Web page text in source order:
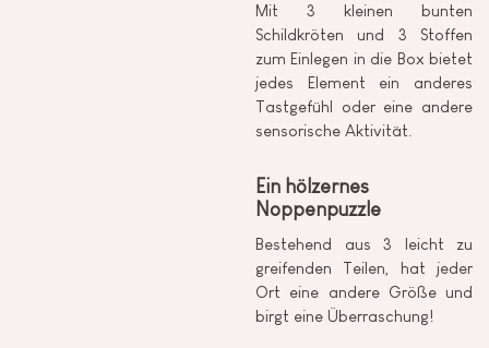
Mit 3 kleinen bunten
Schildkröten und 3 Stoffen
zum Einlegen in die Box bietet
jedes Element ein anderes
Tastgefühl oder eine andere
sensorische Aktivität.
Ein hölzernes
Noppenpuzzle
Bestehend aus 3 leicht zu
greifenden Teilen, hat jeder
Ort eine andere Größe und
birgt eine Überraschung!